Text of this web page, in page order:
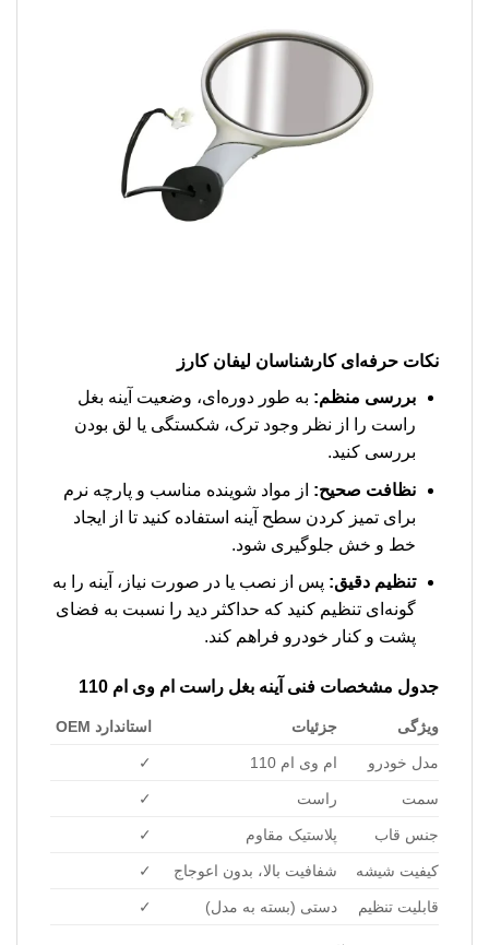
نکات حرفه‌ای کارشناسان لیفان کارز
بررسی منظم: به طور دوره‌ای، وضعیت آینه بغل
راست را از نظر وجود ترک، شکستگی یا لق بودن
بررسی کنید.
نظافت صحیح: از مواد شوینده مناسب و پارچه نرم
برای تمیز کردن سطح آینه استفاده کنید تا از ایجاد
خط و خش جلوگیری شود.
تنظیم دقیق: پس از نصب یا در صورت نیاز، آینه را به
گونه‌ای تنظیم کنید که حداکثر دید را نسبت به فضای
پشت و کنار خودرو فراهم کند.
جدول مشخصات فنی آینه بغل راست ام وی ام 110
ویژگی جزئیات استاندارد OEM
مدل خودرو ام وی ام 110 ✓
سمت راست ✓
جنس قاب پلاستیک مقاوم ✓
کیفیت شیشه شفافیت بالا، بدون اعوجاج ✓
قابلیت تنظیم دستی (بسته به مدل) ✓